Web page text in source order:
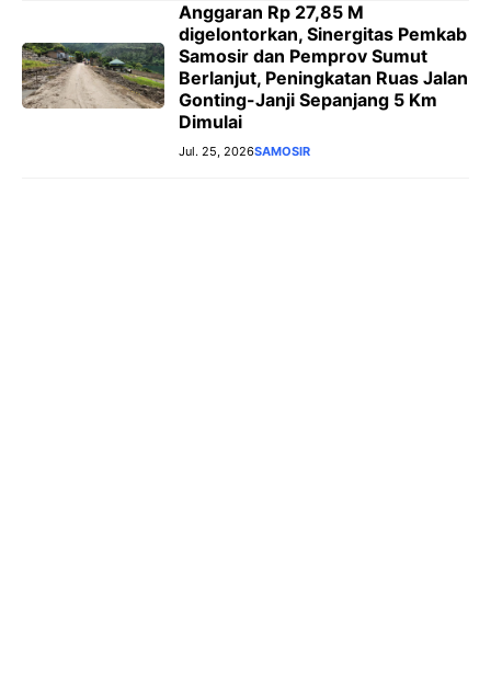
Anggaran Rp 27,85 M
digelontorkan, Sinergitas Pemkab
Samosir dan Pemprov Sumut
Berlanjut, Peningkatan Ruas Jalan
Gonting-Janji Sepanjang 5 Km
Dimulai
Jul. 25, 2026SAMOSIR